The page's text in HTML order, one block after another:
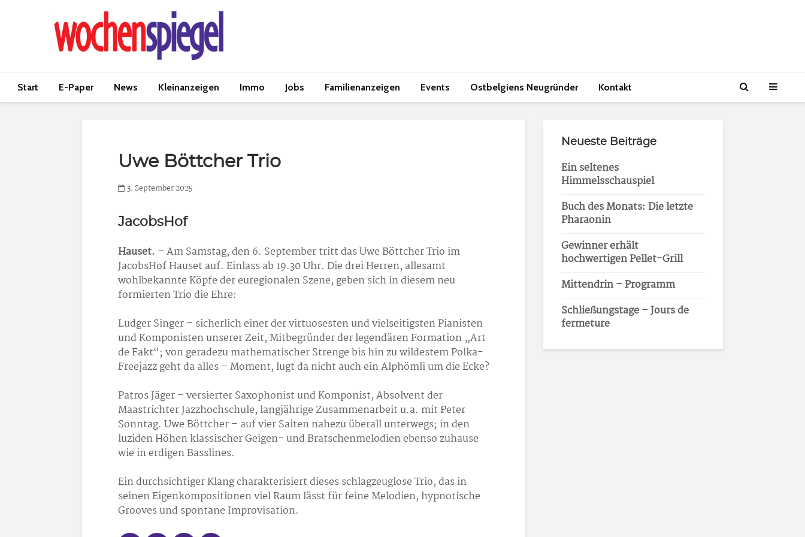
Start E-Paper News Kleinanzeigen Immo Jobs Familienanzeigen Events Ostbelgiens Neugründer Kontakt
Uwe Böttcher Trio
3. September 2025
JacobsHof
Hauset. – Am Samstag, den 6. September tritt das Uwe Böttcher Trio im
JacobsHof Hauset auf. Einlass ab 19.30 Uhr. Die drei Herren, allesamt
wohlbekannte Köpfe der euregionalen Szene, geben sich in diesem neu
formierten Trio die Ehre:
Ludger Singer – sicherlich einer der virtuosesten und vielseitigsten Pianisten
und Komponisten unserer Zeit, Mitbegründer der legendären Formation „Art
de Fakt“; von geradezu mathematischer Strenge bis hin zu wildestem Polka-
Freejazz geht da alles – Moment, lugt da nicht auch ein Alphömli um die Ecke?
Patros Jäger – versierter Saxophonist und Komponist, Absolvent der
Maastrichter Jazzhochschule, langjährige Zusammenarbeit u.a. mit Peter
Sonntag. Uwe Böttcher – auf vier Saiten nahezu überall unterwegs; in den
luziden Höhen klassischer Geigen- und Bratschenmelodien ebenso zuhause
wie in erdigen Basslines.
Ein durchsichtiger Klang charakterisiert dieses schlagzeuglose Trio, das in
seinen Eigenkompositionen viel Raum lässt für feine Melodien, hypnotische
Grooves und spontane Improvisation.
Neueste Beiträge
Ein seltenes
Himmelsschauspiel
Buch des Monats: Die letzte
Pharaonin
Gewinner erhält
hochwertigen Pellet-Grill
Mittendrin – Programm
Schließungstage – Jours de
fermeture